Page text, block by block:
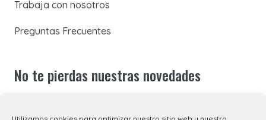
Trabaja con nosotros
Preguntas Frecuentes
No te pierdas nuestras novedades